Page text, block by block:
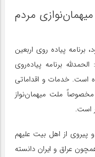
مردم
پیاده روی اربعین
برنامه پیاده‌روی
است. خدمات و اقداماتی
ملت میهمان‌نواز
است.
پیروی از اهل بیت علیهم‌
عراق و ایران دانسته